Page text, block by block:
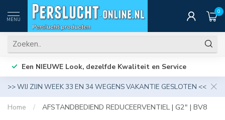
MENU
0
Een NIEUWE Look, dezelfde Kwaliteit en Service
>> WIJ ZIJN WEEK 33 EN 34 WEGENS VAKANTIE GESLOTEN <<
Home / AFSTANDBEDIEND REDUCEERVENTIEL | G2" | BV8